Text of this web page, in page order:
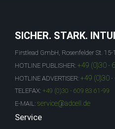
SICHER. STARK.
Firstlead GmbH, Rosenfelder St.
HOTLINE PUBLISHER: +49 (0)30 -
HOTLINE ADVERTISER: +49 (0)30
TELEFAX: +49 (0)30 - 609 83 61-99
E-MAIL: service@adcell.de
Service